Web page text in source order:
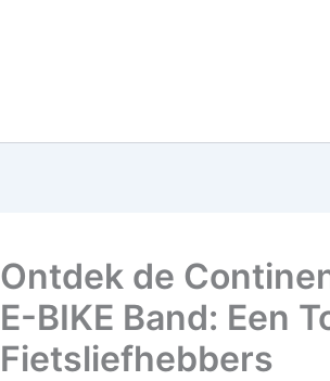
Ontdek de
E-BIKE Band: Een
Fietsliefhebbers